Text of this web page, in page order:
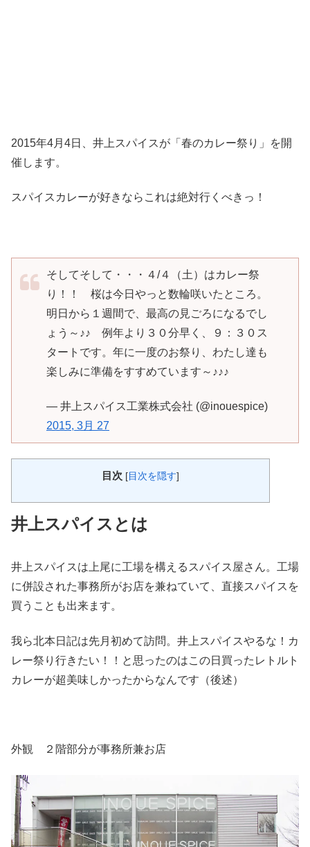
2015年4月4日、井上スパイスが「春のカレー祭り」を開
催します。
スパイスカレーが好きならこれは絶対行くべきっ！
そしてそして・・・４/４（土）はカレー祭
り！！ 桜は今日やっと数輪咲いたところ。
明日から１週間で、最高の見ごろになるでし
ょう～♪♪ 例年より３０分早く、９：３０ス
タートです。年に一度のお祭り、わたし達も
楽しみに準備をすすめています～♪♪♪
— 井上スパイス工業株式会社 (@inouespice)
2015, 3月 27
目次 [ 目次を隠す]
井上スパイスとは
井上スパイスは上尾に工場を構えるスパイス屋さん。工場
に併設された事務所がお店を兼ねていて、直接スパイスを
買うことも出来ます。
我ら北本日記は先月初めて訪問。井上スパイスやるな！カ
レー祭り行きたい！！と思ったのはこの日買ったレトルト
カレーが超美味しかったからなんです（後述）
外観 ２階部分が事務所兼お店